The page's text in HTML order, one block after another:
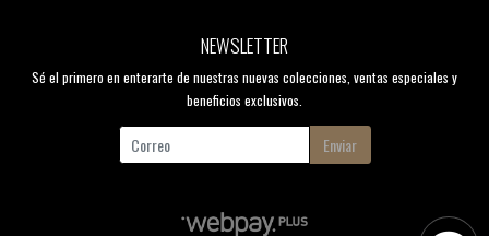
NEWSLETTER
Sé el primero en enterarte de nuestras nuevas colecciones, ventas especiales y
beneficios exclusivos.
Enviar